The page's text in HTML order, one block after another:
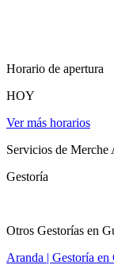
Horario de apertura
HOY
Ver más horarios
Servicios de Merche
Gestoría
Otros Gestorías en
Aranda | Gestoría en